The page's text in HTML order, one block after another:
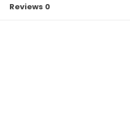
Reviews 0